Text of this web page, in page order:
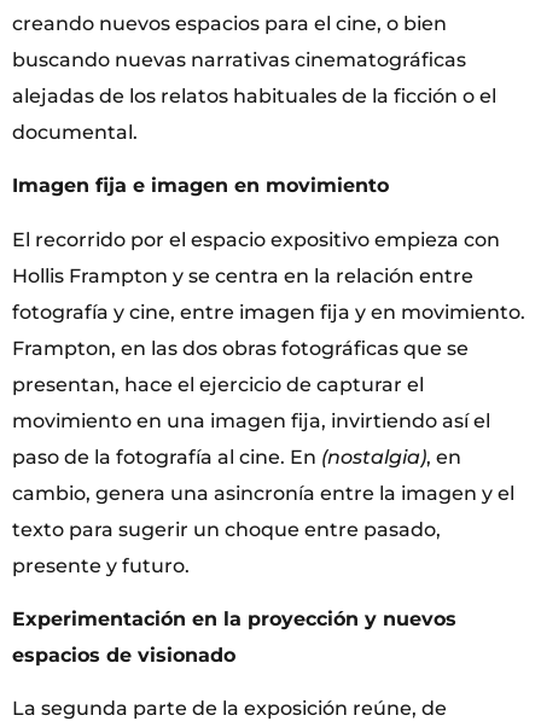
creando nuevos espacios para el cine, o bien
buscando nuevas narrativas cinematográficas
alejadas de los relatos habituales de la ficción o el
documental.
Imagen fija e imagen en movimiento
El recorrido por el espacio expositivo empieza con
Hollis Frampton y se centra en la relación entre
fotografía y cine, entre imagen fija y en movimiento.
Frampton, en las dos obras fotográficas que se
presentan, hace el ejercicio de capturar el
movimiento en una imagen fija, invirtiendo así el
paso de la fotografía al cine. En (nostalgia), en
cambio, genera una asincronía entre la imagen y el
texto para sugerir un choque entre pasado,
presente y futuro.
Experimentación en la proyección y nuevos
espacios de visionado
La segunda parte de la exposición reúne, de